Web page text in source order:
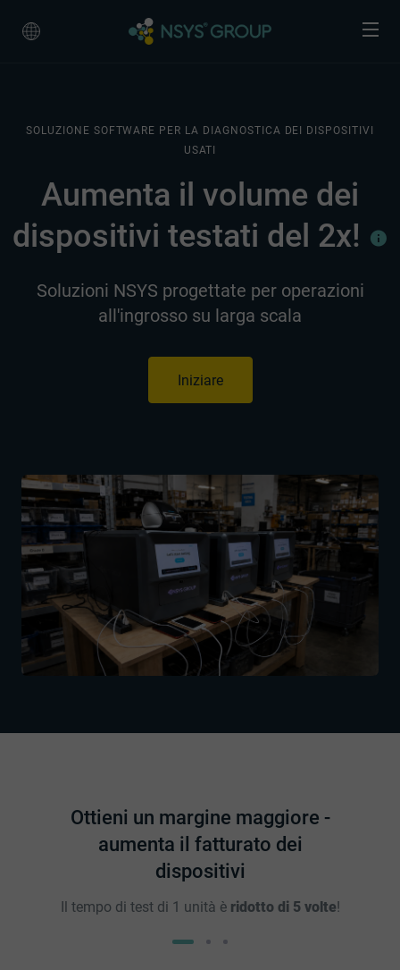
SOLUZIONE SOFTWARE PER LA DIAGNOSTICA DEI DISPOSITIVI
USATI
Aumenta il volume dei
dispositivi testati del 2x!
Soluzioni NSYS progettate per operazioni
all'ingrosso su larga scala
Iniziare
Ottieni un margine maggiore -
aumenta il fatturato dei
dispositivi
Il tempo di test di 1 unità è ridotto di 5 volte!